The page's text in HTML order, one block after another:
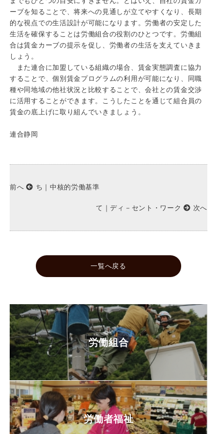
ーブを知ることで、将来への見通しが立てやすくなり、長期
的な視点での生活設計が可能になります。労働者の安定した
生活を確保することは労働組合の役割のひとつです。労働組
合は賃金カーブの提示を促し、労働者の生活を支えていきま
しょう。
また連合に加盟している組織の場合、賃金実態調査に協力
することで、個別賃金プログラムの利用が可能になり、同職
種や同地域の他社状況と比較することで、会社との賃金交渉
に活用することができます。こうしたことを通じて組合員の
賃金の底上げに取り組んでいきましょう。
連合静岡
前へ ち｜中核的労働基準
て｜ディ－セント・ワーク 次へ
一覧へ戻る
労働組合
労働者福祉